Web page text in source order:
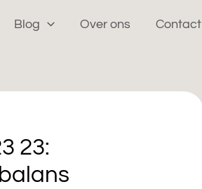
Blog Over ons Contact
23: